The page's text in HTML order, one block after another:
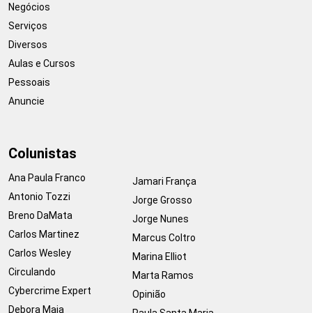
Negócios
Serviços
Diversos
Aulas e Cursos
Pessoais
Anuncie
Colunistas
Ana Paula Franco
Antonio Tozzi
Breno DaMata
Carlos Martinez
Carlos Wesley
Circulando
Cybercrime Expert
Debora Maia
Jamari França
Jorge Grosso
Jorge Nunes
Marcus Coltro
Marina Elliot
Marta Ramos
Opinião